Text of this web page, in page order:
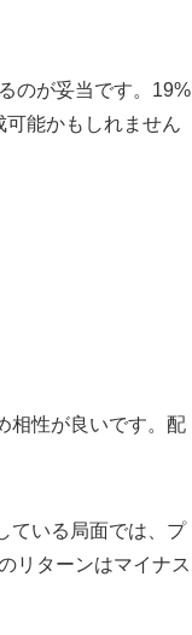
のが妥当です。19%
能かもしれません
相性が良いです。配
ている局面では、プ
リターンはマイナス